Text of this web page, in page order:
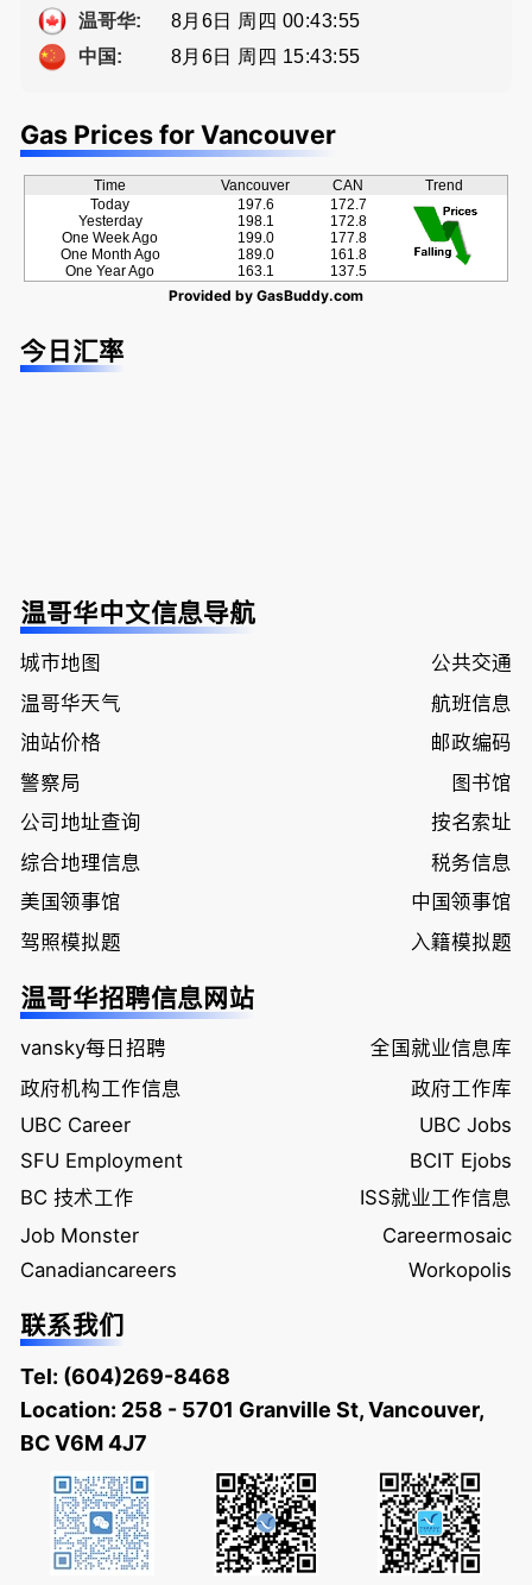
案！
佣
-689-5519
温哥华:
8月6日 周四 00:43:56
中国:
8月6日 周四 15:43:56
Gas Prices for Vancouver
Time Vancouver CAN
Trend
Today
Yesterday
One Week Ago
One Month Ago
One Year Ago
197.6
198.1
199.0
189.0
163.1
172.7
172.8
177.8
161.8
137.5
Provided by GasBuddy.com
今日汇率
温哥华中文信息导航
城市地图
公共交通
温哥华天气
航班信息
油站价格
邮政编码
警察局
图书馆
公司地址查询
按名索址
综合地理信息
税务信息
美国领事馆
中国领事馆
驾照模拟题
入籍模拟题
温哥华招聘信息网站
vansky每日招聘
全国就业信息库
政府机构工作信息
政府工作库
UBC Career
UBC Jobs
SFU Employment
BCIT Ejobs
BC 技术工作
ISS就业工作信息
Job Monster
Careermosaic
Canadiancareers
Workopolis
联系我们
Tel: (604)269-8468
Location: 258 - 5701 Granville St, Vancouver,
BC V6M 4J7